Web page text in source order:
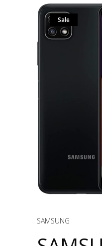
Sale
SAMSUNG